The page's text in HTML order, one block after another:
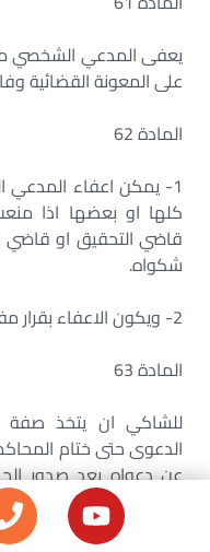
يعفى المدعي الشخصي
على المعونة القضائية
المادة 62
1- يمكن اعفاء
كلها او بعضها اذا
قاضي التحقيق او قاضي
شكواه.
2- ويكون الاعفاء بقرار مفصل الاسباب.
المادة 63
للشاكي ان يتخذ صفة
الدعوى حتى ختام
عن دعواه بعد صدور
اتخاذه صفة المدعي